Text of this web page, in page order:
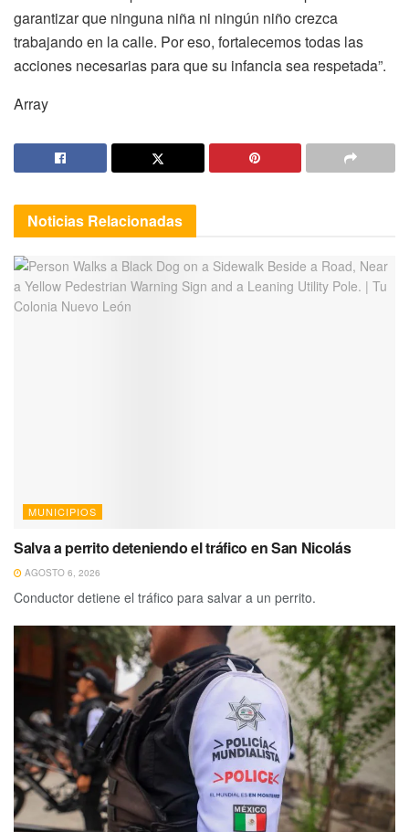
garantizar que ninguna niña ni ningún niño crezca
trabajando en la calle. Por eso, fortalecemos todas las
acciones necesarias para que su infancia sea respetada”.
Array
Noticias Relacionadas
MUNICIPIOS
Salva a perrito deteniendo el tráfico en San Nicolás
AGOSTO 6, 2026
Conductor detiene el tráfico para salvar a un perrito.